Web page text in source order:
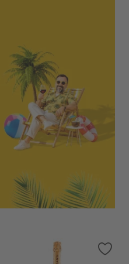
Pievienot vēlmju sarakstam